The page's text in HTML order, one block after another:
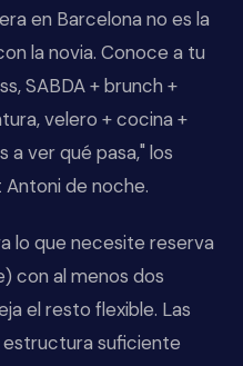
en Barcelona no es la
la novia. Conoce a tu
SABDA + brunch +
velero + cocina +
a ver qué pasa," los
Antoni de noche.
lo que necesite reserva
con al menos dos
el resto flexible. Las
suficiente